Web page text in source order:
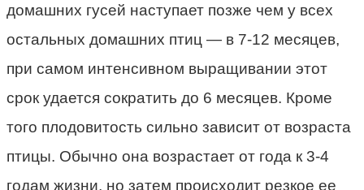
домашних гусей наступает позже чем у всех
остальных домашних птиц — в 7-12 месяцев,
при самом интенсивном выращивании этот
срок удается сократить до 6 месяцев. Кроме
того плодовитость сильно зависит от возраста
птицы. Обычно она возрастает от года к 3-4
годам жизни, но затем происходит резкое ее